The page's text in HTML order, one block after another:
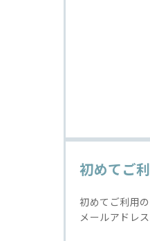
初めてご
初めてご利用
メールアドレ